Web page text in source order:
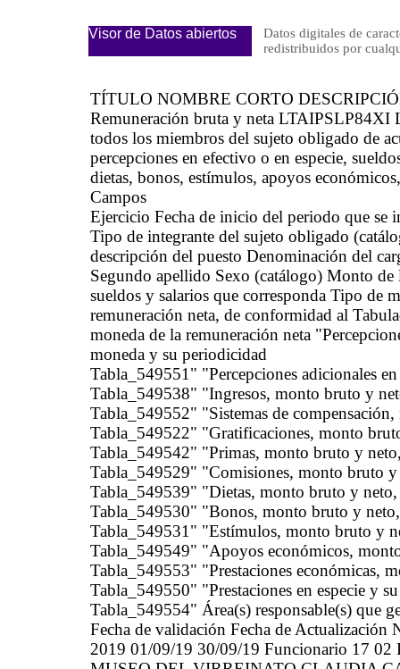
Visor de Datos abiertos
Datos digitales de
redistribuidos por
TÍTULO NOMBRE CORTO
Remuneración bruta y neta LTAIPSLP84XI
todos los miembros del sujeto obligado de
percepciones en efectivo o en especie,
dietas, bonos, estímulos, apoyos
Campos
Ejercicio Fecha de inicio del periodo que se
Tipo de integrante del sujeto obligado
descripción del puesto Denominación del
Segundo apellido Sexo (catálogo) Monto
sueldos y salarios que corresponda Tipo de
remuneración neta, de conformidad al
moneda de la remuneración neta
moneda y su periodicidad
Tabla_549551" "Percepciones adicionales
Tabla_549538" "Ingresos, monto bruto y
Tabla_549552" "Sistemas de
Tabla_549522" "Gratificaciones, monto
Tabla_549542" "Primas, monto bruto y
Tabla_549529" "Comisiones, monto bruto
Tabla_549539" "Dietas, monto bruto y
Tabla_549530" "Bonos, monto bruto y
Tabla_549531" "Estímulos, monto bruto y
Tabla_549549" "Apoyos económicos,
Tabla_549553" "Prestaciones económicas,
Tabla_549550" "Prestaciones en especie y
Tabla_549554" Área(s) responsable(s) que
Fecha de validación Fecha de Actualización
2019 01/09/19 30/09/19 Funcionario 17